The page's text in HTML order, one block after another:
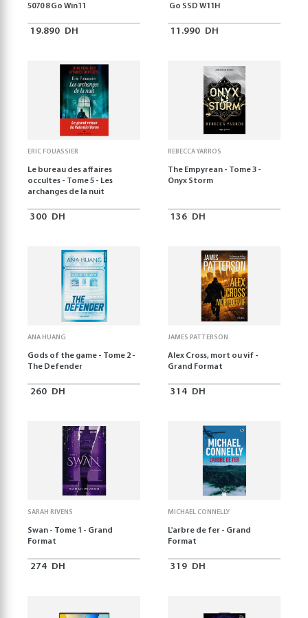
5070 8 Go Win11
19.890 DH
Go SSD W11H
11.990 DH
ERIC FOUASSIER
Le bureau des affaires
occultes - Tome 5 - Les
archanges de la nuit
300 DH
REBECCA YARROS
The Empyrean - Tome 3 -
Onyx Storm
136 DH
ANA HUANG
Gods of the game - Tome 2 -
The Defender
260 DH
JAMES PATTERSON
Alex Cross, mort ou vif -
Grand Format
314 DH
SARAH RIVENS
Swan - Tome 1 - Grand
Format
274 DH
MICHAEL CONNELLY
L'arbre de fer - Grand
Format
319 DH